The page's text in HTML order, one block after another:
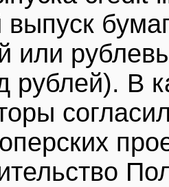
выпуск
или
рублей). В